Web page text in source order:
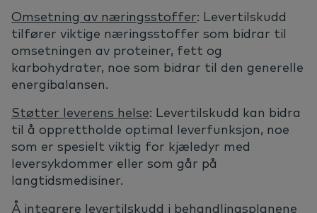
Omsetning av næringsstoffer: Levertilskudd
tilfører viktige næringsstoffer som bidrar til
omsetningen av proteiner, fett og
karbohydrater, noe som bidrar til den generelle
energibalansen.
Støtter leverens helse: Levertilskudd kan bidra
til å opprettholde optimal leverfunksjon, noe
som er spesielt viktig for kjæledyr med
leversykdommer eller som går på
langtidsmedisiner.
Å integrere levertilskudd i behandlingsplanene